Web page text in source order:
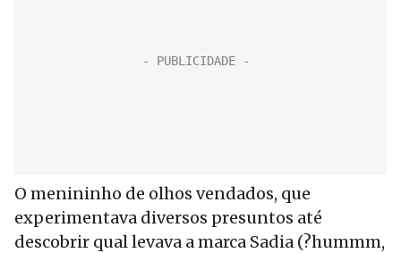
O menininho de olhos vendados, que
experimentava diversos presuntos até
descobrir qual levava a marca Sadia (?hummm,